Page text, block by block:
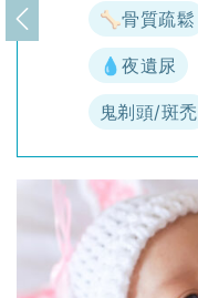
🦴骨質疏鬆
💧夜遺尿
鬼剃頭/斑禿
上一頁